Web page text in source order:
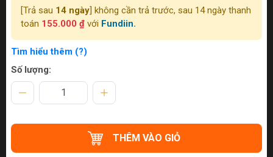
[Trả sau 14 ngày ] không cần trả trước, sau 14 ngày thanh
toán 155.000 ₫ với Fundiin.
Tìm hiểu thêm (?)
Số lượng:
THÊM VÀO GIỎ